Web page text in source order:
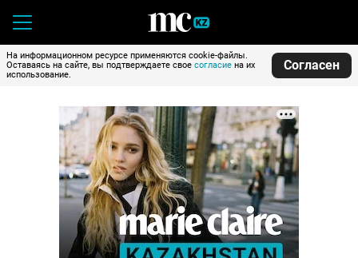
На информационном ресурсе применяются cookie-файлы.
Оставаясь на сайте, вы подтверждаете свое согласие на их
использование.
Согласен